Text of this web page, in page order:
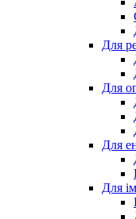
Для
Для
Для
Для